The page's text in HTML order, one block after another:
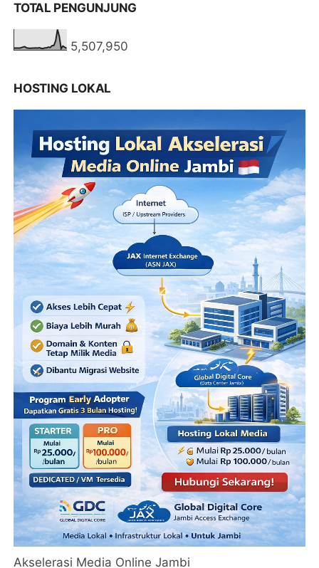
TOTAL PENGUNJUNG
5,507,950
HOSTING LOKAL
Akselerasi Media Online Jambi